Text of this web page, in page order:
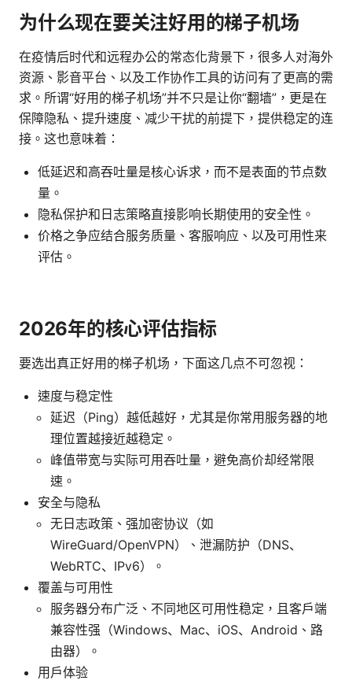
为什么现在要关注好用的梯子机场
在疫情后时代和远程办公的常态化背景下，很多人对海外
资源、影音平台、以及工作协作工具的访问有了更高的需
求。所谓“好用的梯子机场”并不只是让你“翻墙”，更是在
保障隐私、提升速度、减少干扰的前提下，提供稳定的连
接。这也意味着：
低延迟和高吞吐量是核心诉求，而不是表面的节点数
量。
隐私保护和日志策略直接影响长期使用的安全性。
价格之争应结合服务质量、客服响应、以及可用性来
评估。
2026年的核心评估指标
要选出真正好用的梯子机场，下面这几点不可忽视：
速度与稳定性
延迟（Ping）越低越好，尤其是你常用服务器的地
理位置越接近越稳定。
峰值带宽与实际可用吞吐量，避免高价却经常限
速。
安全与隐私
无日志政策、强加密协议（如
WireGuard/OpenVPN）、泄漏防护（DNS、
WebRTC、IPv6）。
覆盖与可用性
服务器分布广泛、不同地区可用性稳定，且客户端
兼容性强（Windows、Mac、iOS、Android、路
由器）。
用户体验